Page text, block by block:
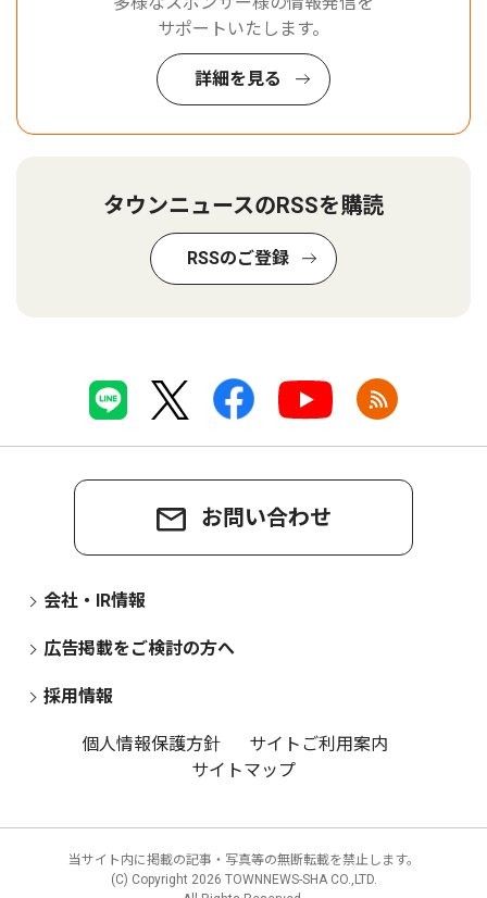
サポートいたします。
詳細を見る
タウンニュースのRSSを購読
RSSのご登録
お問い合わせ
会社・IR情報
広告掲載をご検討の方へ
採用情報
個人情報保護方針
サイトご利用案内
サイトマップ
当サイト内に掲載の記事・写真等の無断転載を禁止します。
(C) Copyright 2026 TOWNNEWS-SHA CO.,LTD.